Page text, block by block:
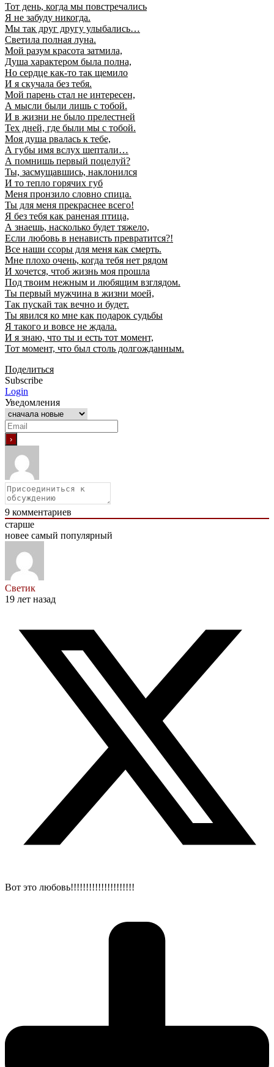
Тот день, когда мы повстречались
Я не забуду никогда.
Мы так друг другу улыбались…
Светила полная луна.
Мой разум красота затмила,
Душа характером была полна,
Но сердце как-то так щемило
И я скучала без тебя.
Мой парень стал не интересен,
А мысли были лишь с тобой.
И в жизни не было прелестней
Тех дней, где были мы с тобой.
Моя душа рвалась к тебе,
А губы имя вслух шептали…
А помнишь первый поцелуй?
Ты, засмущавшись, наклонился
И то тепло горячих губ
Меня пронзило словно спица.
Ты для меня прекраснее всего!
Я без тебя как раненая птица,
А знаешь, насколько будет тяжело,
Если любовь в ненависть превратится?!
Все наши ссоры для меня как смерть.
Мне плохо очень, когда тебя нет рядом
И хочется, чтоб жизнь моя прошла
Под твоим нежным и любящим взглядом.
Ты первый мужчина в жизни моей,
Так пускай так вечно и будет.
Ты явился ко мне как подарок судьбы
Я такого и вовсе не ждала.
И я знаю, что ты и есть тот момент,
Тот момент, что был столь долгожданным.
Поделиться
Subscribe
Login
Уведомления
9 комментариев
старше
новее самый популярный
Светик
19 лет назад
Вот это любовь!!!!!!!!!!!!!!!!!!!!!